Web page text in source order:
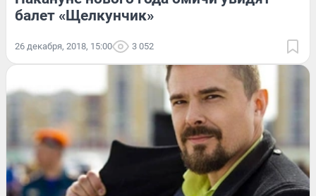
балет «Щелкунчик»
26 декабря, 2018, 15:00 3 052